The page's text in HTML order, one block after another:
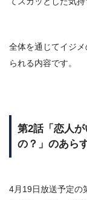
全体を通じてイジ
られる内容です。
第2話「恋人
の？」のあら
4月19日放送予定の